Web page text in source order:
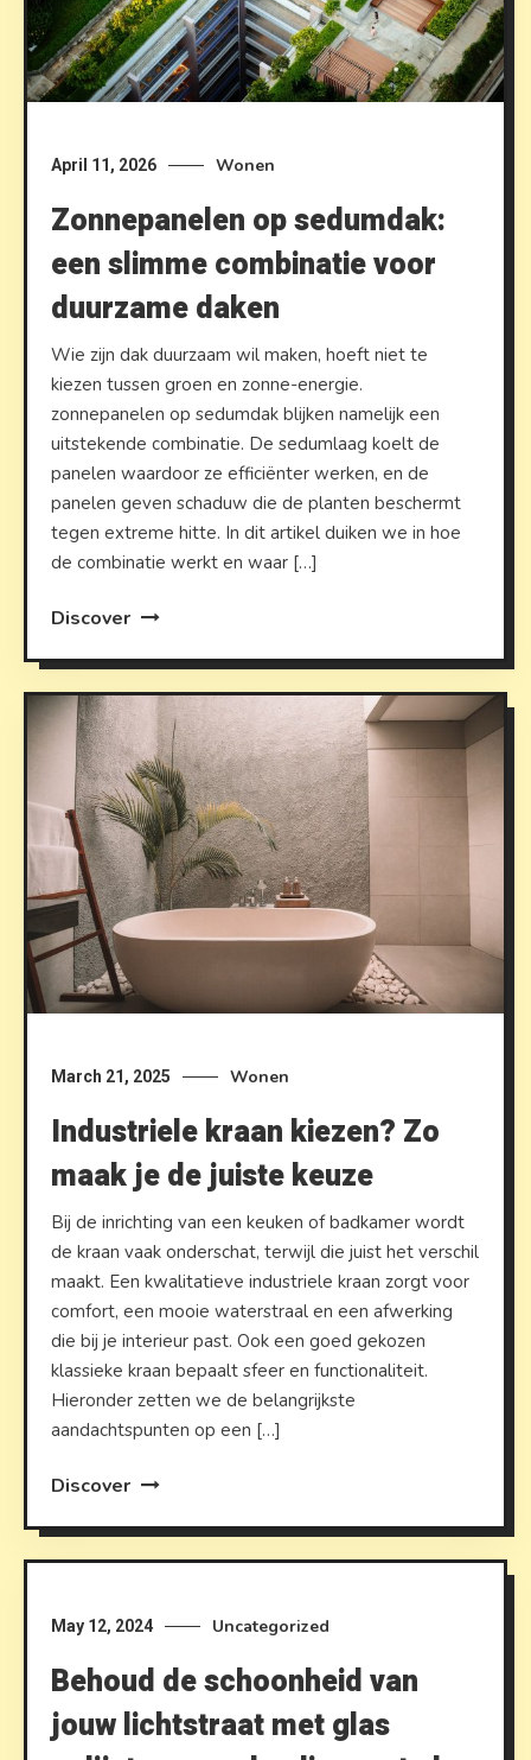
April 11, 2026 Wonen
Zonnepanelen op sedumdak:
een slimme combinatie voor
duurzame daken
Wie zijn dak duurzaam wil maken, hoeft niet te
kiezen tussen groen en zonne-energie.
zonnepanelen op sedumdak blijken namelijk een
uitstekende combinatie. De sedumlaag koelt de
panelen waardoor ze efficiënter werken, en de
panelen geven schaduw die de planten beschermt
tegen extreme hitte. In dit artikel duiken we in hoe
de combinatie werkt en waar […]
Discover
March 21, 2025 Wonen
Industriele kraan kiezen? Zo
maak je de juiste keuze
Bij de inrichting van een keuken of badkamer wordt
de kraan vaak onderschat, terwijl die juist het verschil
maakt. Een kwalitatieve industriele kraan zorgt voor
comfort, een mooie waterstraal en een afwerking
die bij je interieur past. Ook een goed gekozen
klassieke kraan bepaalt sfeer en functionaliteit.
Hieronder zetten we de belangrijkste
aandachtspunten op een […]
Discover
May 12, 2024 Uncategorized
Behoud de schoonheid van
jouw lichtstraat met glas